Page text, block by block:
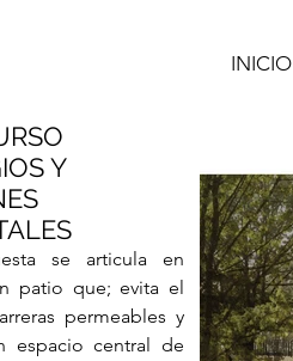
INICIO
Y
se articula en
patio que; evita el
permeables y
espacio central de